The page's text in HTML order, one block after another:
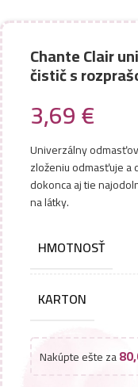
Chante Clair
čistič s
3,69€
Univerzálny
zloženiu odmasťuje a
dokonca aj tie
na látky.
HMOTNOSŤ
KARTON
Nakúpte ešte za